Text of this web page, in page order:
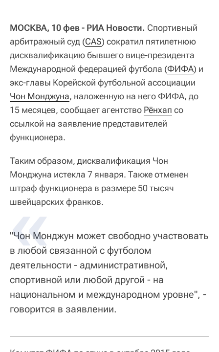
МОСКВА, 10 фев - РИА Новости. Спортивный
арбитражный суд (CAS) сократил пятилетнюю
дисквалификацию бывшего вице-президента
Международной федерацией футбола (ФИФА) и
экс-главы Корейской футбольной ассоциации
Чон Монджуна, наложенную на него ФИФА, до
15 месяцев, сообщает агентство Рёнхап со
ссылкой на заявление представителей
функционера.
Таким образом, дисквалификация Чон
Монджуна истекла 7 января. Также отменен
штраф функционера в размере 50 тысяч
швейцарских франков.
"Чон Монджун может свободно участвовать
в любой связанной с футболом
деятельности - административной,
спортивной или любой другой - на
национальном и международном уровне", -
говорится в заявлении.